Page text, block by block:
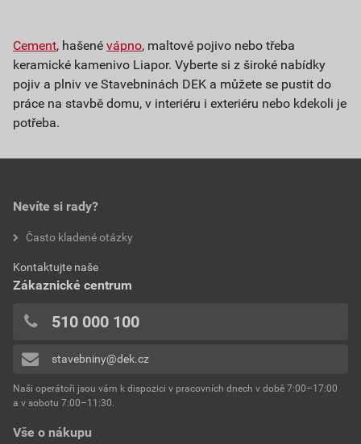
Cement, hašené vápno, maltové pojivo nebo třeba
keramické kamenivo Liapor. Vyberte si z široké nabídky
pojiv a plniv ve Stavebninách DEK a můžete se pustit do
práce na stavbě domu, v interiéru i exteriéru nebo kdekoli je
potřeba.
Vše o nákupu
Nevíte si rady?
Často kladené otázky
Kontaktujte naše
Zákaznické centrum
510 000 100
stavebniny@dek.cz
Naši operátoři jsou vám k dispozici v pracovních dnech v době 7:00–17:00
a v sobotu 7:00–11:30.